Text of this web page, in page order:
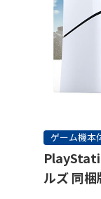
ゲーム機本
ルズ 同梱